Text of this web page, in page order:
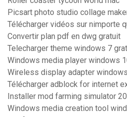
Picsart photo studio collage
Télécharger vidéos sur nimporte
Convertir plan pdf en dwg gratuit
Telecharger theme windows 7
Windows media player windows
Wireless display adapter
Télécharger adblock for internet
Installer mod farming simulator
Windows media creation tool